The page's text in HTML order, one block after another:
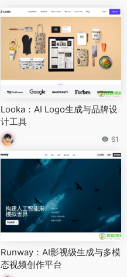
Looka：AI Logo生成与品牌设
计工具
61
Runway：AI影视级生成与多模
态视频创作平台